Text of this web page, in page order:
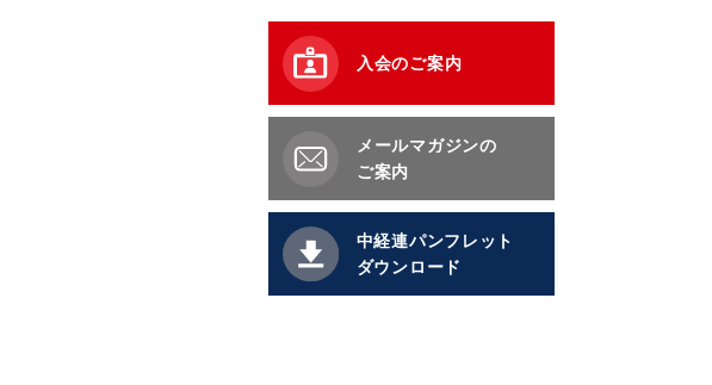
入会のご案内
メールマガジンの
ご案内
中経連パンフレット
ダウンロード